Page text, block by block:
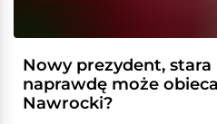
Nowy prezydent,
naprawdę może
Nawrocki?